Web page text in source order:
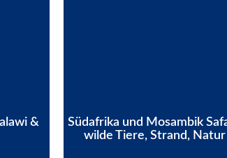
&
Südafrika und Mosambik
wilde Tiere, Strand, Natur